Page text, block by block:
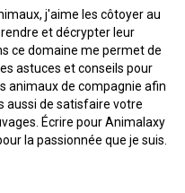
j'aime les côtoyer au
et décrypter leur
ce domaine me permet de
astuces et conseils pour
animaux de compagnie afin
aussi de satisfaire votre
Écrire pour Animalaxy
la passionnée que je suis.